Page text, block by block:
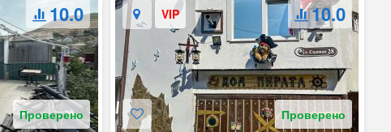
10.0
Проверено
10.0
Проверено
VIP